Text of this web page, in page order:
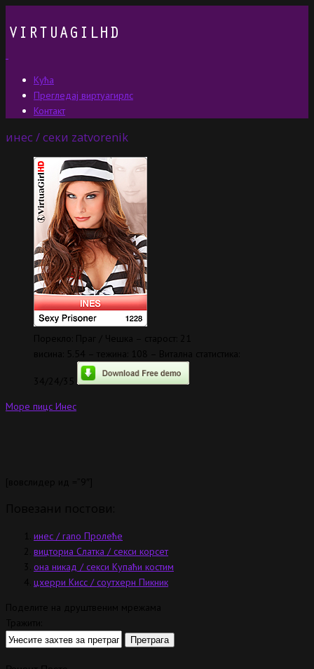
Кућа
Прегледај виртуагирлс
Контакт
инес / секи zatvorenik
Море пицс Инес
инес / rano Пролеће
вицториа Слатка / секси корсет
она никад / секси Купаћи костим
цхерри Кисс / соутхерн Пикник